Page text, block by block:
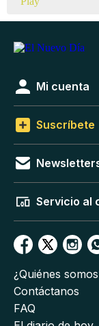
Mi cuenta
Suscríbete
Servicio al
¿Quiénes
Contáctanos
FAQ